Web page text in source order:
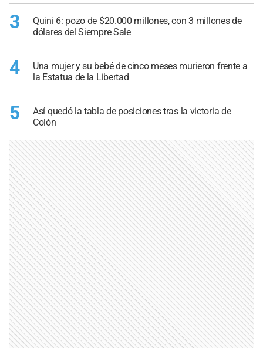
3
Quini 6: pozo de $20.000 millones, con 3 millones de
dólares del Siempre Sale
4
Una mujer y su bebé de cinco meses murieron frente a
la Estatua de la Libertad
5
Así quedó la tabla de posiciones tras la victoria de
Colón